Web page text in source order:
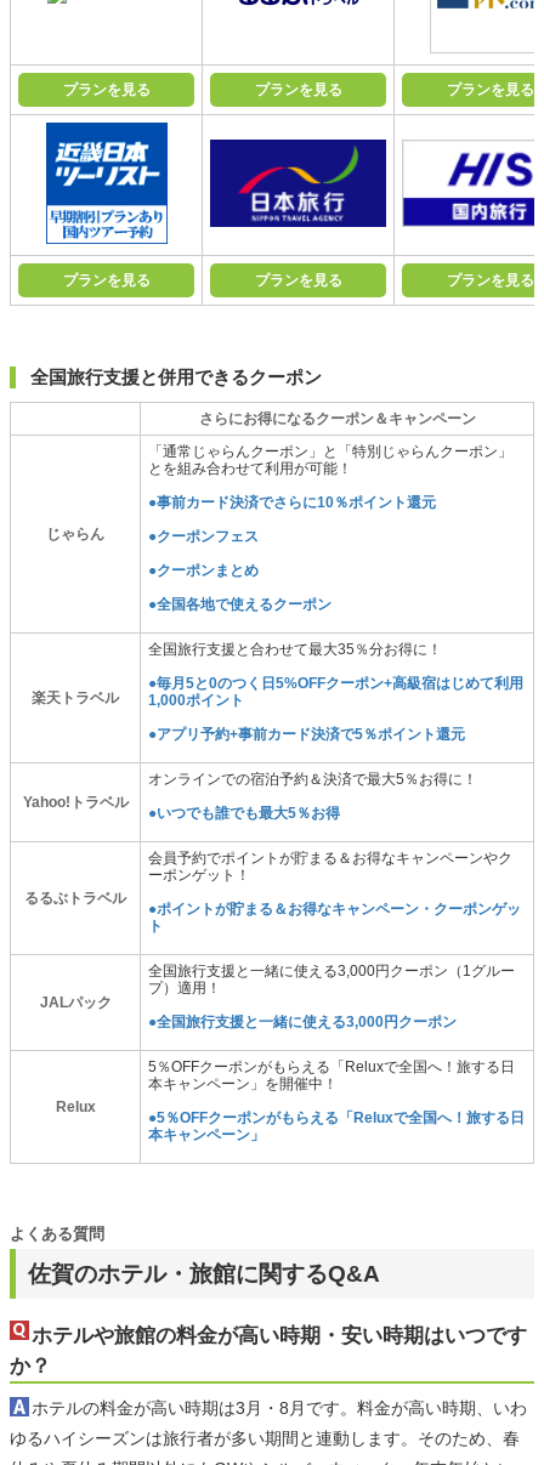
プランを見る プランを見る プランを見る
プランを見る プランを見る プランを見る
全国旅行支援と併用できるクーポン
さらにお得になるクーポン＆キャンペーン
じゃらん
「通常じゃらんクーポン」と「特別じゃらんクーポン」
とを組み合わせて利用が可能！
●事前カード決済でさらに10％ポイント還元
●クーポンフェス
●クーポンまとめ
●全国各地で使えるクーポン
楽天トラベル
全国旅行支援と合わせて最大35％分お得に！
●毎月5と0のつく日5%OFFクーポン+高級宿はじめて利用
1,000ポイント
●アプリ予約+事前カード決済で5％ポイント還元
Yahoo!トラベル
オンラインでの宿泊予約＆決済で最大5％お得に！
●いつでも誰でも最大5％お得
るるぶトラベル
会員予約でポイントが貯まる＆お得なキャンペーンやク
ーポンゲット！
●ポイントが貯まる＆お得なキャンペーン・クーポンゲッ
ト
JALパック
全国旅行支援と一緒に使える3,000円クーポン（1グルー
プ）適用！
●全国旅行支援と一緒に使える3,000円クーポン
Relux
5％OFFクーポンがもらえる「Reluxで全国へ！旅する日
本キャンペーン」を開催中！
●5％OFFクーポンがもらえる「Reluxで全国へ！旅する日
本キャンペーン」
佐賀のホテル・旅館に関するQ&A
よくある質問
ホテルや旅館の料金が高い時期・安い時期はいつです
か？
ホテルの料金が高い時期は3月・8月です。料金が高い時期、いわ
ゆるハイシーズンは旅行者が多い期間と連動します。そのため、春